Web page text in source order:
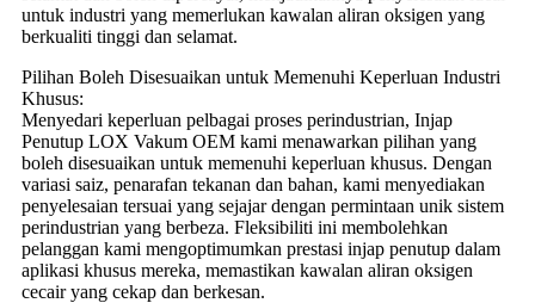
untuk industri yang memerlukan kawalan aliran oksigen yang
berkualiti tinggi dan selamat.
Pilihan Boleh Disesuaikan untuk Memenuhi Keperluan Industri
Khusus:
Menyedari keperluan pelbagai proses perindustrian, Injap
Penutup LOX Vakum OEM kami menawarkan pilihan yang
boleh disesuaikan untuk memenuhi keperluan khusus. Dengan
variasi saiz, penarafan tekanan dan bahan, kami menyediakan
penyelesaian tersuai yang sejajar dengan permintaan unik sistem
perindustrian yang berbeza. Fleksibiliti ini membolehkan
pelanggan kami mengoptimumkan prestasi injap penutup dalam
aplikasi khusus mereka, memastikan kawalan aliran oksigen
cecair yang cekap dan berkesan.